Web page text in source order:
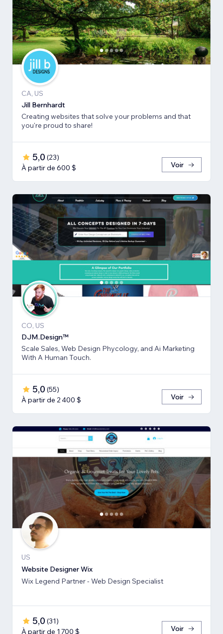
CA, US
Jill Bernhardt
Creating websites that solve your problems and that
you're proud to share!
5,0 (23)
À partir de 600 $
Voir
CO, US
DJM.Design™
Scale Sales, Web Design Phycology, and Ai Marketing
With A Human Touch.
5,0 (55)
À partir de 2 400 $
Voir
US
Website Designer Wix
Wix Legend Partner - Web Design Specialist
5,0 (31)
À partir de 1 700 $
Voir